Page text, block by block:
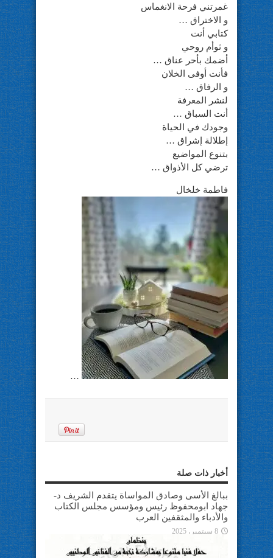
غمرتني فرحة الانغماس
و الاختراق …
كتابي أنت
و ثوأم روحي
أضمك بأحر عناق …
فأنت أوفى الخلان
و الرفاق …
لنشر المعرفة
أنت السباق …
وجودك في الحياة
إطلالة إشراق …
بتنوع المواضيع
ترضي كل الأذواق …
فاطمة خلخال
…
أخبار ذات صلة
ببالغ الأسى وصادق المواساة يتقدم الشريف د-
جهاد ابومحفوظ رئيس ومؤسس مجلس الكتاب
والأدباء والمثقفين العرب
8 سبتمبر، 2025